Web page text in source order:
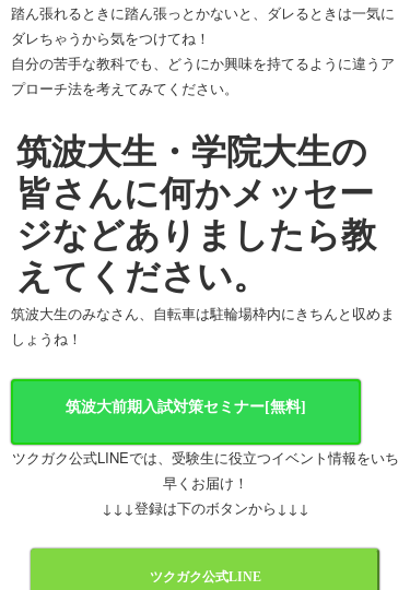
踏ん張れるときに踏ん張っとかないと、ダレるときは一気に
ダレちゃうから気をつけてね！
自分の苦手な教科でも、どうにか興味を持てるように違うア
プローチ法を考えてみてください。
筑波大生・学院大生の
皆さんに何かメッセー
ジなどありましたら教
えてください。
筑波大生のみなさん、自転車は駐輪場枠内にきちんと収めま
しょうね！
筑波大前期入試対策セミナー[無料]
ツクガク公式LINEでは、受験生に役立つイベント情報をいち
早くお届け！
↓↓↓登録は下のボタンから↓↓↓
ツクガク公式LINE